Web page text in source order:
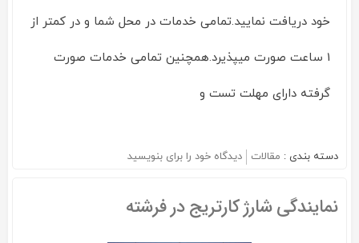
خود دریافت نمایید.تمامی خدمات در محل شما و در کمتر از
1 ساعت صورت میپذیرد.همچنین تمامی خدمات صورت
گرفته دارای مهلت تست و
دسته بندی : مقالات دیدگاه خود را برای on
کارتریج
در
بنویسید
نمایندگی شارژ کارتریج در فرشته